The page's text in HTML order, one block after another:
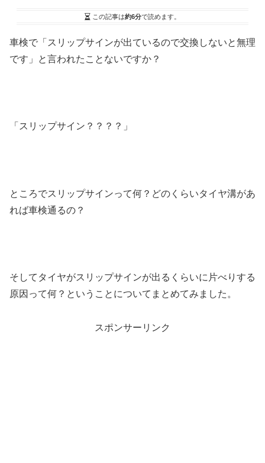
この記事は約6分で読めます。
車検で「スリップサインが出ているので交換しないと無理
です」と言われたことないですか？
「スリップサイン？？？？」
ところでスリップサインって何？どのくらいタイヤ溝があ
れば車検通るの？
そしてタイヤがスリップサインが出るくらいに片べりする
原因って何？ということについてまとめてみました。
スポンサーリンク